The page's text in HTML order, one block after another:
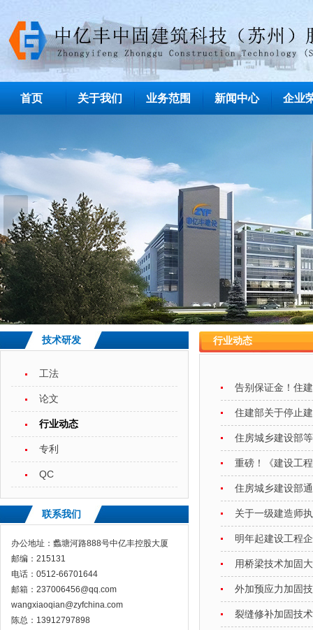
首页 关于我们 业务范围 新闻中心 企业
技术研发
工法
论文
行业动态
专利
QC
联系我们
办公地址：蠡塘河路888号中亿丰控股大厦
邮编：215131
电话：0512-66701644
邮箱：237006456@qq.com
wangxiaoqian@zyfchina.com
陈总：13912797898
行业动态
告别保证金！住
住建部关于停止
住房城乡建设部
重磅！《建设工
住房城乡建设部
关于一级建造师
明年起建设工程
用桥梁技术加固
外加预应力加固
裂缝修补加固技术